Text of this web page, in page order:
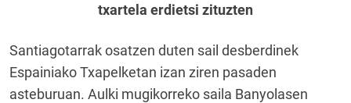
txartela erdietsi zituzten
Santiagotarrak osatzen duten sail desberdinek
Espainiako Txapelketan izan ziren pasaden
asteburuan. Aulki mugikorreko saila Banyolasen